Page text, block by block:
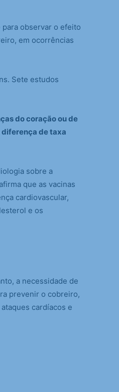
para observar o efeito
em ocorrências
Sete estudos
do coração ou de
diferença de taxa
sobre a
que as vacinas
cardiovascular,
e os
a necessidade de
prevenir o cobreiro,
cardíacos e